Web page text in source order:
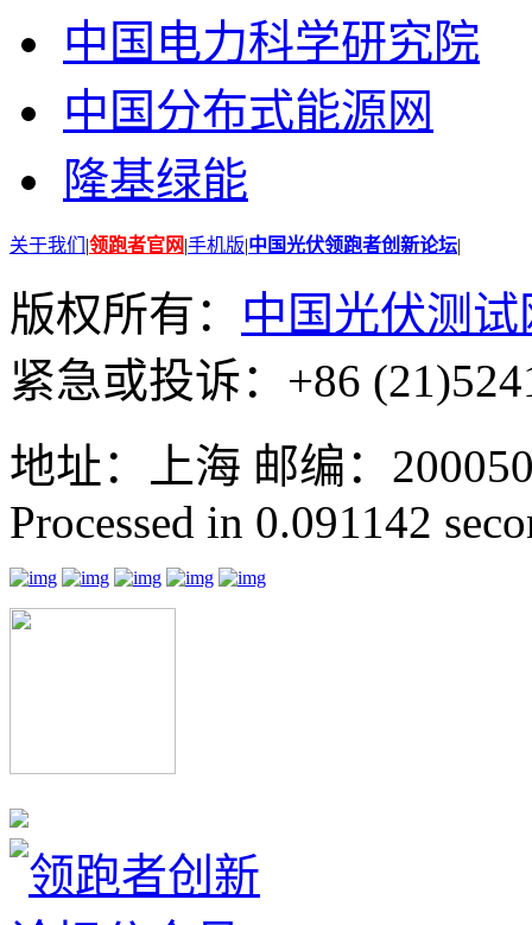
中国电力科学研究院
中国分布式能源网
隆基绿能
关于我们 |领跑者官网|手机版|中国光伏领跑者创新论坛|
版权所有： 中国光伏测试
紧急或投诉：+86
地址：上海 邮编：
Processed in 0.091142